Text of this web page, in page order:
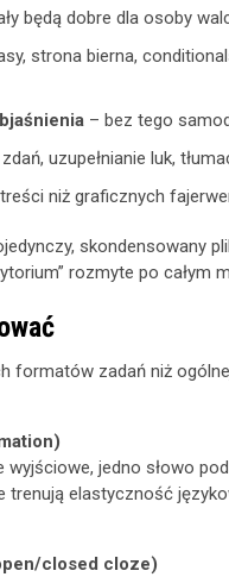
będą dobre dla osoby
strona bierna,
– bez tego
uzupełnianie luk,
niż graficznych
skondensowany
rozmyte po całym
formatów zadań niż
jedno słowo
trenują elastyczność
closed cloze)